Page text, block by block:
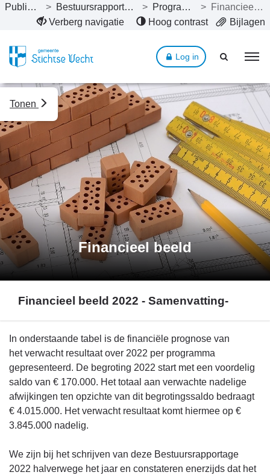
Naar hoofdinhoud
Publicaties > Bestuursrapportage 2022 > Programma’s >
Financieel beeld
Verberg navigatie
Hoog contrast Bijlagen
Log in
Financieel beeld
Tonen
Financieel beeld 2022 - Samenvatting-
Terug
naar
navigatie
Financieel
beeld
beeld
2022
In onderstaande tabel is de financiële prognose van
het verwacht resultaat over 2022 per programma
gepresenteerd. De begroting 2022 start met een voordelig
saldo van € 170.000. Het totaal aan verwachte nadelige
afwijkingen ten opzichte van dit begrotingssaldo bedraagt
€ 4.015.000. Het verwacht resultaat komt hiermee op €
3.845.000 nadelig.
We zijn bij het schrijven van deze Bestuursrapportage
2022 halverwege het jaar en constateren enerzijds dat het